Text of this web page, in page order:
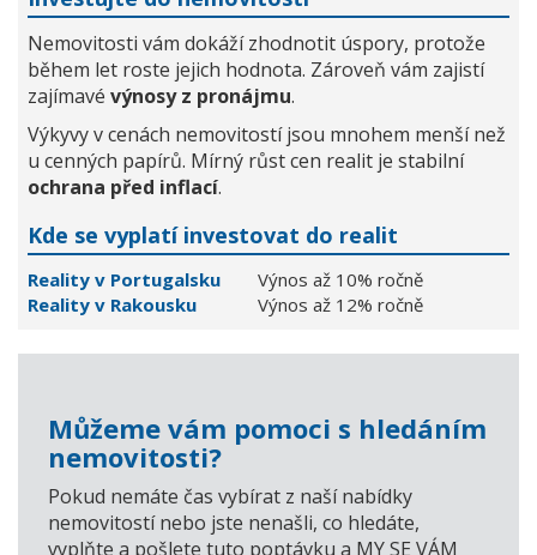
Nemovitosti vám dokáží zhodnotit úspory, protože
během let roste jejich hodnota. Zároveň vám zajistí
zajímavé výnosy z pronájmu.
Výkyvy v cenách nemovitostí jsou mnohem menší než
u cenných papírů. Mírný růst cen realit je stabilní
ochrana před inflací.
Kde se vyplatí investovat do realit
Reality v Portugalsku
Výnos až 10% ročně
Reality v Rakousku
Výnos až 12% ročně
Můžeme vám pomoci s hledáním
nemovitosti?
Pokud nemáte čas vybírat z naší nabídky
nemovitostí nebo jste nenašli, co hledáte,
vyplňte a pošlete tuto poptávku a MY SE VÁM